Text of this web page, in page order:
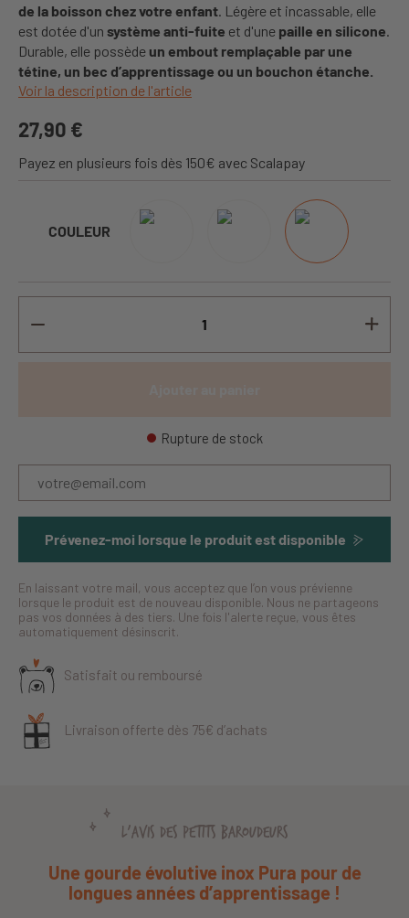
de la boisson chez votre enfant. Légère et incassable, elle
est dotée d'un système anti-fuite et d'une paille en silicone.
Durable, elle possède un embout remplaçable par une
tétine, un bec d’apprentissage ou un bouchon étanche.
Voir la description de l'article
27,90 €
Payez en plusieurs fois dès 150€ avec Scalapay
COULEUR
Rupture de stock
Prévenez-moi lorsque le produit est disponible
En laissant votre mail, vous acceptez que l’on vous prévienne
lorsque le produit est de nouveau disponible. Nous ne partageons
pas vos données à des tiers. Une fois l'alerte reçue, vous êtes
automatiquement désinscrit.
Satisfait ou remboursé
Livraison offerte dès 75€ d’achats
L'AVIS DES PETITS BAROUDEURS
Une gourde évolutive inox Pura pour de
longues années d’apprentissage !